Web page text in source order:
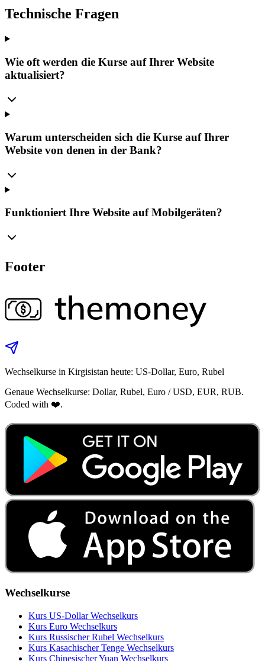
Technische Fragen
Wie oft werden die Kurse auf Ihrer Website
aktualisiert?
Warum unterscheiden sich die Kurse auf Ihrer
Website von denen in der Bank?
Funktioniert Ihre Website auf Mobilgeräten?
Footer
Wechselkurse in Kirgisistan heute: US-Dollar, Euro, Rubel
Genaue Wechselkurse: Dollar, Rubel, Euro / USD, EUR, RUB.
Coded with ❤️.
Wechselkurse
Kurs US‑Dollar Wechselkurs
Kurs Euro Wechselkurs
Kurs Russischer Rubel Wechselkurs
Kurs Kasachischer Tenge Wechselkurs
Kurs Chinesischer Yuan Wechselkurs